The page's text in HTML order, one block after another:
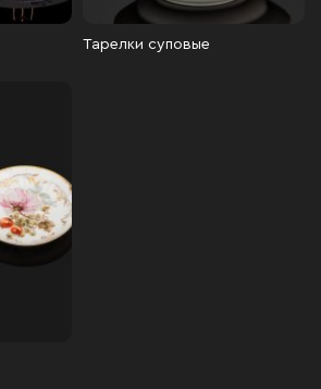
Тарелки суповые